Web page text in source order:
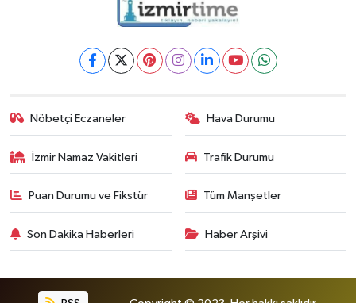
Nöbetçi Eczaneler Hava Durumu
İzmir Namaz Vakitleri Trafik Durumu
Puan Durumu ve Fikstür Tüm Manşetler
Son Dakika Haberleri Haber Arşivi